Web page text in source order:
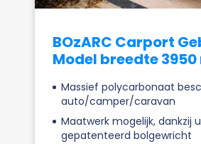
BOzARC Carport
Model breedte
Massief polycarbonaat
auto/camper/caravan
Maatwerk mogelijk, dankzij
gepatenteerd bolgewricht